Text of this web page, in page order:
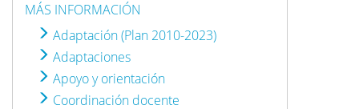
MÁS INFORMACIÓN
Adaptación (Plan 2010-2023)
Adaptaciones
Apoyo y orientación
Coordinación docente